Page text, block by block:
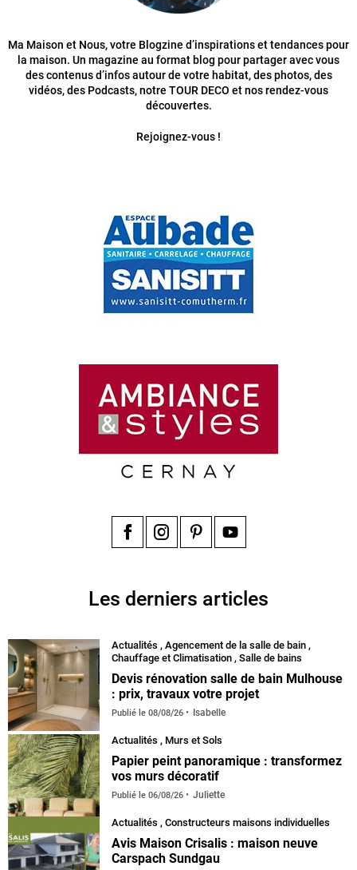
Ma Maison et Nous, votre Blogzine d’inspirations et tendances pour
la maison. Un magazine au format blog pour partager avec vous
des contenus d’infos autour de votre habitat, des photos, des
vidéos, des Podcasts, notre TOUR DECO et nos rendez-vous
découvertes.
Rejoignez-vous !
Les derniers articles
Actualités , Agencement de la salle de bain ,
Chauffage et Climatisation , Salle de bains
Devis rénovation salle de bain Mulhouse
: prix, travaux votre projet
Publié le 08/08/26 Isabelle
Actualités , Murs et Sols
Papier peint panoramique : transformez
vos murs décoratif
Publié le 06/08/26 Juliette
Actualités , Constructeurs maisons individuelles
Avis Maison Crisalis : maison neuve
Carspach Sundgau